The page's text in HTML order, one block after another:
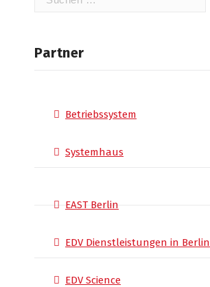
Partner
Betriebssystem
Systemhaus
EAST Berlin
EDV Dienstleistungen in Berlin
EDV Science